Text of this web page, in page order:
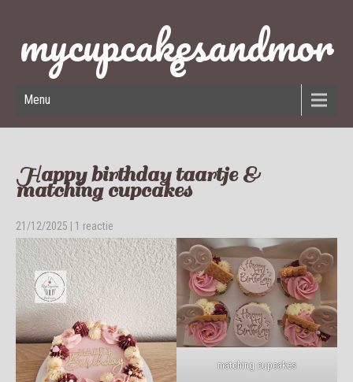
mycupcakesandmor
e
Menu
Happy birthday taartje &
matching cupcakes
21/12/2025 1 reactie
matching cupcakes